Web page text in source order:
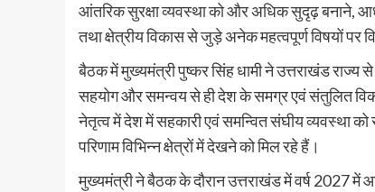
आंतरिक सुरक्षा व्यवस्था को और अधिक सुदृढ़ बनाने,
तथा क्षेत्रीय विकास से जुड़े अनेक महत्वपूर्ण विषयों पर
बैठक में मुख्यमंत्री पुष्कर सिंह धामी ने उत्तराखंड राज्य
सहयोग और समन्वय से ही देश के समग्र एवं संतुलित
नेतृत्व में देश में सहकारी एवं समन्वित संघीय व्यवस्था को
परिणाम विभिन्न क्षेत्रों में देखने को मिल रहे हैं।
मुख्यमंत्री ने बैठक के दौरान उत्तराखंड में वर्ष 2027 में